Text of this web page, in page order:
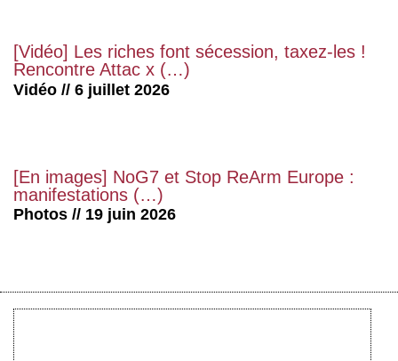
[Vidéo] Les riches font sécession, taxez-les !
Rencontre Attac x (…)
Vidéo // 6 juillet 2026
[En images] NoG7 et Stop ReArm Europe :
manifestations (…)
Photos // 19 juin 2026